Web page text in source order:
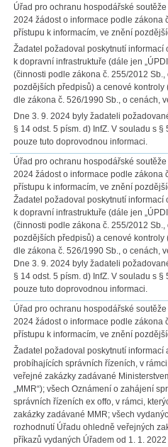
Úřad pro ochranu hospodářské
2024 žádost o informace podle zákona
přístupu k informacím, ve znění
Žadatel požadoval poskytnutí
k dopravní infrastruktuře (dále jen
(činnosti podle zákona č. 255/2012
pozdějších předpisů) a cenové
dle zákona č. 526/1990 Sb., o cenách,
Dne 3. 9. 2024 byly žadateli
§ 14 odst. 5 písm. d) InfZ. V souladu s
pouze tuto doprovodnou informaci.
Úřad pro ochranu hospodářské
2024 žádost o informace podle zákona
přístupu k informacím, ve znění
Žadatel požadoval poskytnutí
k dopravní infrastruktuře (dále jen
(činnosti podle zákona č. 255/2012
pozdějších předpisů) a cenové
dle zákona č. 526/1990 Sb., o cenách,
Dne 3. 9. 2024 byly žadateli
§ 14 odst. 5 písm. d) InfZ. V souladu s
pouze tuto doprovodnou informaci.
Úřad pro ochranu hospodářské
2024 žádost o informace podle zákona
přístupu k informacím, ve znění
Žadatel požadoval poskytnutí informací
probíhajících správních řízeních, v
veřejné zakázky zadávané
„MMR“); všech Oznámení o zahájení
správních řízeních ex offo, v rámci,
zakázky zadávané MMR; všech
rozhodnutí Úřadu ohledně veřejných
příkazů vydaných Úřadem od 1. 1.